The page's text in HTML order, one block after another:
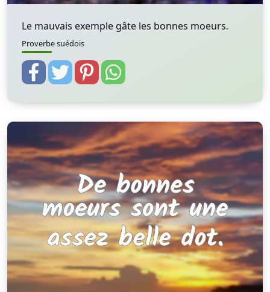
Le mauvais exemple gâte les bonnes moeurs.
Proverbe suédois